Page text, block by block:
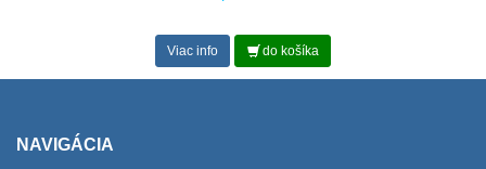
Viac info do košíka
NAVIGÁCIA